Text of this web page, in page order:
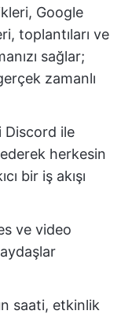
Google
toplantıları ve
sağlar;
zamanlı
Discord ile
herkesin
bir iş akışı
ve video
saati, etkinlik